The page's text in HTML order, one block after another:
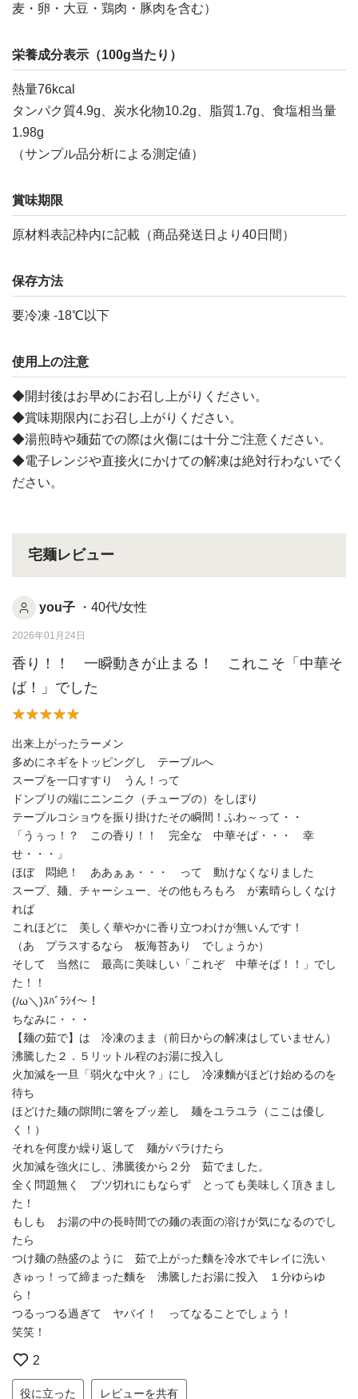
麦・卵・大豆・鶏肉・豚肉を含む）
栄養成分表示（100g当たり）
熱量76kcal
タンパク質4.9g、炭水化物10.2g、脂質1.7g、食塩相当量
1.98g
（サンプル品分析による測定値）
賞味期限
原材料表記枠内に記載（商品発送日より40日間）
保存方法
要冷凍 -18℃以下
使用上の注意
◆開封後はお早めにお召し上がりください。
◆賞味期限内にお召し上がりください。
◆湯煎時や麺茹での際は火傷には十分ご注意ください。
◆電子レンジや直接火にかけての解凍は絶対行わないでく
ださい。
宅麺レビュー
you子 ・40代/女性
2026年01月24日
香り！！ 一瞬動きが止まる！ これこそ「中華そ
ば！」でした
出来上がったラーメン
多めにネギをトッピングし テーブルへ
スープを一口すすり うん！って
ドンブリの端にニンニク（チューブの）をしぼり
テーブルコショウを振り掛けたその瞬間！ふわ～って・・
「うぅっ！？ この香り！！ 完全な 中華そば・・・ 幸
せ・・・」
ほぼ 悶絶！ ああぁぁ・・・ って 動けなくなりました
スープ、麺、チャーシュー、その他もろもろ が素晴らしくなけ
れば
これほどに 美しく華やかに香り立つわけが無いんです！
（あ プラスするなら 板海苔あり でしょうか）
そして 当然に 最高に美味しい「これぞ 中華そば！！」でし
た！！
(/ω＼)ｽﾊﾞﾗｼｲ～！
ちなみに・・・
【麺の茹で】は 冷凍のまま（前日からの解凍はしていません）
沸騰した２．５リットル程のお湯に投入し
火加減を一旦「弱火な中火？」にし 冷凍麵がほどけ始めるのを
待ち
ほどけた麺の隙間に箸をブッ差し 麺をユラユラ（ここは優し
く！）
それを何度か繰り返して 麺がバラけたら
火加減を強火にし、沸騰後から２分 茹でました。
全く問題無く ブツ切れにもならず とっても美味しく頂きまし
た！
もしも お湯の中の長時間での麺の表面の溶けが気になるのでし
たら
つけ麺の熱盛のように 茹で上がった麵を冷水でキレイに洗い
きゅっ！って締まった麵を 沸騰したお湯に投入 １分ゆらゆ
ら！
つるっつる過ぎて ヤバイ！ ってなることでしょう！
笑笑！
2
役に立った レビューを共有